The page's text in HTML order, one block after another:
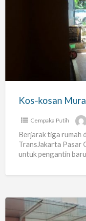
Genjing,
Pusat
Kamar Cempaka Putih
Berjarak tiga rumah
TransJakarta Pasar
untuk pengantin